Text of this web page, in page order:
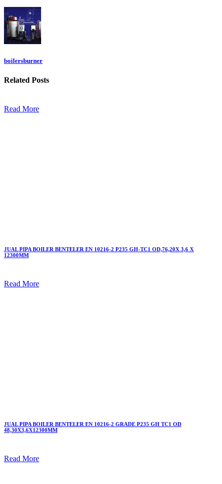
boilersburner
Related Posts
Read More
JUAL PIPA BOILER BENTELER EN 10216-2 P235 GH-TC1 OD,76,20X 3,6 X
12300MM
Read More
JUAL PIPA BOILER BENTELER EN 10216-2 GRADE P235 GH TC1 OD
48,30X3,6X12300MM
Read More